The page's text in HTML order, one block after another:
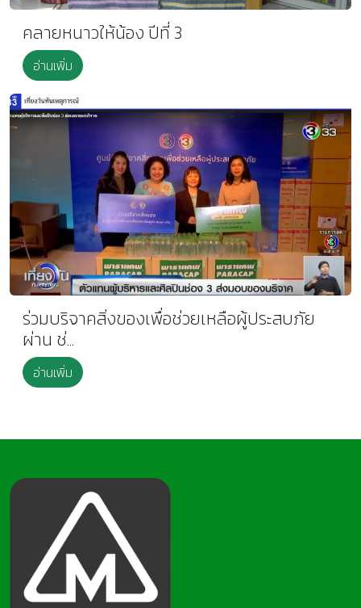
คลายหนาวให้น้อง ปีที่ 3
อ่านเพิ่ม
ร่วมบริจาคสิ่งของเพื่อช่วยเหลือผู้ประสบภัย
ผ่าน ช่...
อ่านเพิ่ม